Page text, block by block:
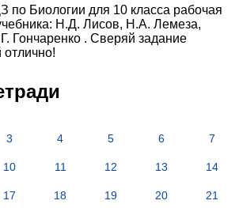
по Биологии для 10 класса рабочая
Н.Д. Лисов, Н.А. Лемеза,
Гончаренко . Сверяй задание
отлично!
3 4 5 6 7
10 11 12 13 14
17 18 19 20 21